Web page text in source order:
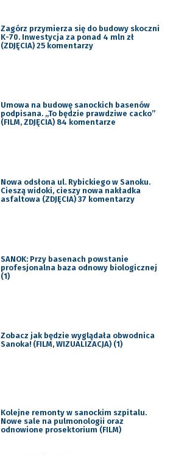
Zagórz przymierza się do budowy skoczni
K-70. Inwestycja za ponad 4 mln zł
(ZDJĘCIA) 25 komentarzy
Umowa na budowę sanockich basenów
podpisana. „To będzie prawdziwe cacko”
(FILM, ZDJĘCIA) 84 komentarze
Nowa odsłona ul. Rybickiego w Sanoku.
Cieszą widoki, cieszy nowa nakładka
asfaltowa (ZDJĘCIA) 37 komentarzy
SANOK: Przy basenach powstanie
profesjonalna baza odnowy biologicznej
(1)
Zobacz jak będzie wyglądała obwodnica
Sanoka! (FILM, WIZUALIZACJA) (1)
Kolejne remonty w sanockim szpitalu.
Nowe sale na pulmonologii oraz
odnowione prosektorium (FILM)